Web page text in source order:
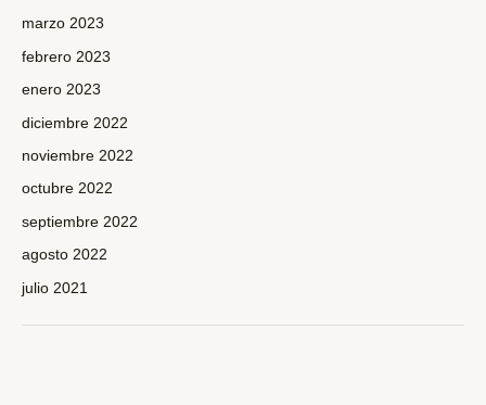
marzo 2023
febrero 2023
enero 2023
diciembre 2022
noviembre 2022
octubre 2022
septiembre 2022
agosto 2022
julio 2021